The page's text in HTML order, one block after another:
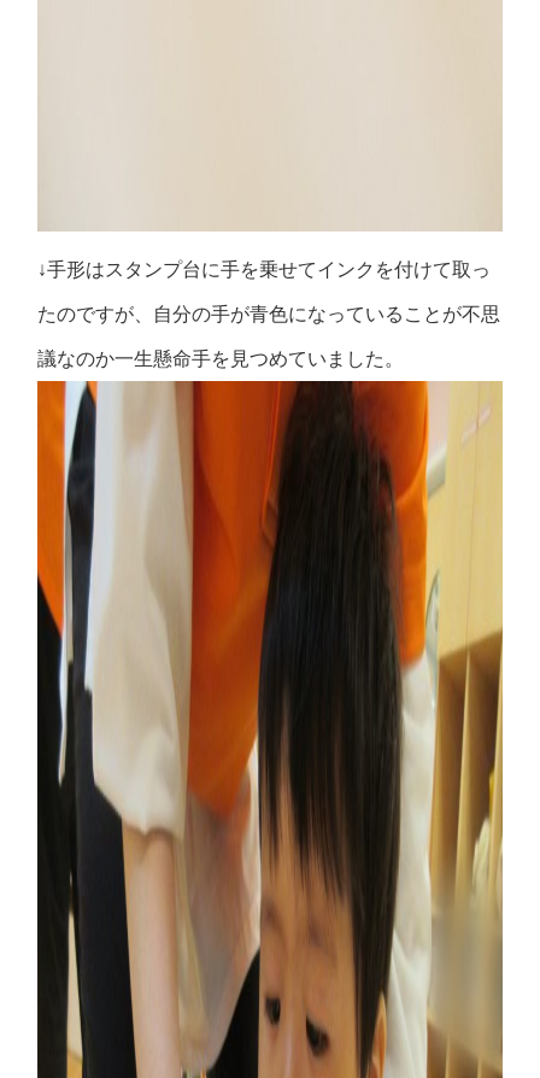
↓手形はスタンプ台に手を乗せてインクを付けて取っ
たのですが、自分の手が青色になっていることが不思
議なのか一生懸命手を見つめていました。